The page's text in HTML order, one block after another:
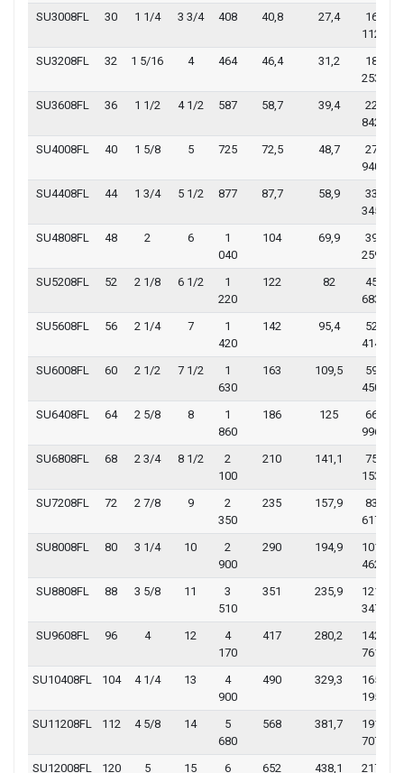
SU3008FL
30 1 1/4 3 3/4 408 40,8 27,4
16
112
SU3208FL
32 1 5/16 4 464 46,4 31,2
18
253
SU3608FL
36 1 1/2 4 1/2 587 58,7 39,4
22
842
SU4008FL
40 1 5/8 5 725 72,5 48,7
27
940
SU4408FL
44 1 3/4 5 1/2 877 87,7 58,9
33
345
SU4808FL
48 2 6
1
040
104 69,9
39
259
SU5208FL
52 2 1/8 6 1/2
1
220
122 82
45
683
SU5608FL
56 2 1/4 7
1
420
142 95,4
52
414
SU6008FL
60 2 1/2 7 1/2
1
630
163 109,5
59
450
SU6408FL
64 2 5/8 8
1
860
186 125
66
996
SU6808FL
68 2 3/4 8 1/2
2
100
210 141,1
75
153
SU7208FL
72 2 7/8 9
2
350
235 157,9
83
617
SU8008FL
80 3 1/4 10
2
900
290 194,9
101
462
SU8808FL
88 3 5/8 11
3
510
351 235,9
121
347
SU9608FL
96 4 12
4
170
417 280,2
142
761
SU10408FL
104 4 1/4 13
4
900
490 329,3
165
195
SU11208FL
112 4 5/8 14
5
680
568 381,7
191
707
SU12008FL
120 5 15 6 652 438,1 217